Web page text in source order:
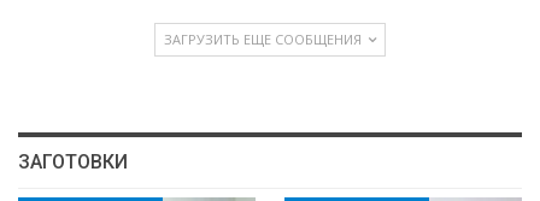
ЗАГРУЗИТЬ ЕЩЕ СООБЩЕНИЯ
ЗАГОТОВКИ